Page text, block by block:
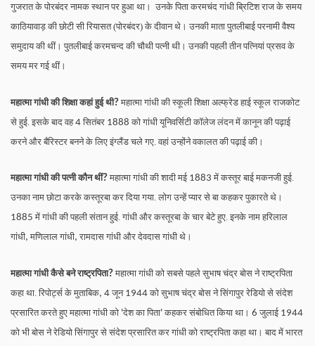
गुजरात के पोरबंदर नामक स्थान पर हुआ था। उनके पिता करमचंद गांधी ब्रिटिश राज के समय
काठियावाड़ की छोटी सी रियासत (पोरबंदर) के दीवान थे। उनकी माता पुतलीबाई परनामी वैश्य
समुदाय की थीं। पुतलीबाई करमचन्द की चौथी पत्नी थी। उनकी पहली तीन पत्नियां प्रसव के
समय मर गई थीं।
महात्मा गांधी की शिक्षा कहां हुई थी? महात्मा गांधी की स्कूली शिक्षा अल्फ्रेड हाई स्कूल राजकोट
से हुई. इसके बाद वह4 सितंबर 1888 को गांधी यूनिवर्सिटी कॉलेज लंदन में कानून की पढ़ाई
करने और बैरिस्टर बनने के लिए इंग्लैंड चले गए. वहां उन्होंने वकालत की पढ़ाई की।
महात्मा गांधी की पत्नी कौन थीं? महात्मा गांधी की शादी मई 1883 में कस्तूर बाई मकनजी हुई.
उनका नाम छोटा करके कस्तूरबा कर दिया गया. लोग उन्हें प्यार से बा कहकर पुकारते थे।
1885 में गांधी की पहली संतान हुई. गांधी और कस्तूरबा के चार बेटे हुए. इनके नाम हरिलाल
गांधी, मणिलाल गांधी, रामदास गांधी और देवदास गांधी थे।
महात्मा गांधी कैसे बने राष्ट्रपिता? महात्मा गांधी को सबसे पहले सुभाष चंद्र बोस ने राष्ट्रपिता
कहा था. रिपोर्ट्स के मुताबिक, 4 जून 1944 को सुभाष चंद्र बोस ने सिंगापुर रेडियो से संदेश
प्रसारित करते हुए महात्मा गांधी को 'देश का पिता' कहकर संबोधित किया था। 6 जुलाई 1944
को भी बोस ने रेडियो सिंगापुर से संदेश प्रसारित कर गांधी को राष्ट्रपिता कहा था। बाद में भारत